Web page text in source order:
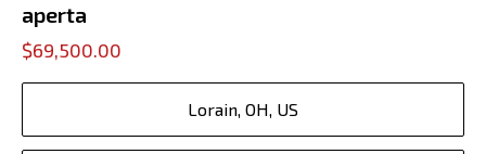
aperta
$69,500.00
Lorain, OH, US